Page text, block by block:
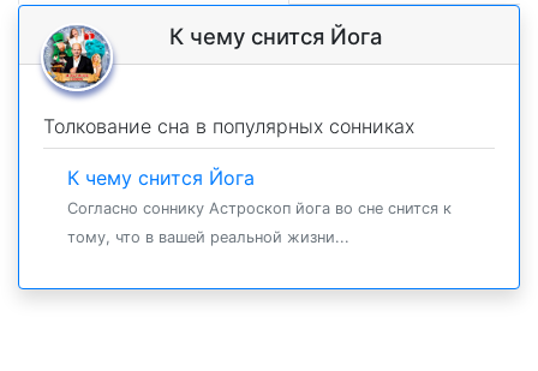
К чему снится Йога
Толкование сна в популярных сонниках
К чему снится Йога
Согласно соннику Астроскоп йога во сне снится к
тому, что в вашей реальной жизни...